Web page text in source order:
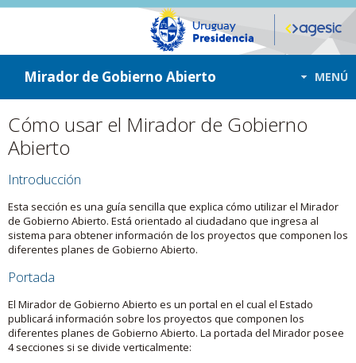
ir a contenido
ir al menú
Mirador de Gobierno Abierto MENÚ
Cómo usar el Mirador de Gobierno
Abierto
Introducción
Esta sección es una guía sencilla que explica cómo utilizar el Mirador
de Gobierno Abierto. Está orientado al ciudadano que ingresa al
sistema para obtener información de los proyectos que componen los
diferentes planes de Gobierno Abierto.
Portada
El Mirador de Gobierno Abierto es un portal en el cual el Estado
publicará información sobre los proyectos que componen los
diferentes planes de Gobierno Abierto. La portada del Mirador posee
4 secciones si se divide verticalmente: